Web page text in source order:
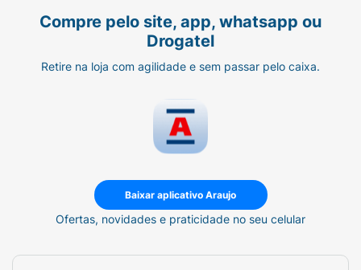
habilidades motoras, a partir da idade
apropriada.
Pais que desejam combinar funcionalidade
queridos pelas crianças.
Transforme as refeições do seu pequeno em
aventuras mágicas com o Copo Infantil MIO .
, cada gole será cheio de diversão e
aprendizado. Torne o simples, extraordinário!
Compre pelo site, app, whatsapp ou
Drogatel
Retire na loja com agilidade e sem passar pelo caixa.
Baixar aplicativo Araujo
Ofertas, novidades e praticidade no seu celular